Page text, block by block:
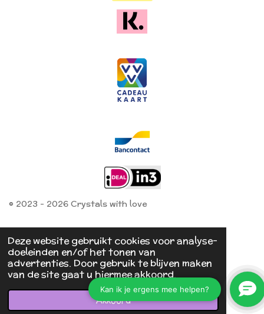
Deze website gebruikt cookies voor analyse-
doeleinden en/of het tonen van
advertenties. Door gebruik te blijven maken
van de site gaat u hiermee akkoord.
Akkoord
© 2023 - 2026 Crystals with love